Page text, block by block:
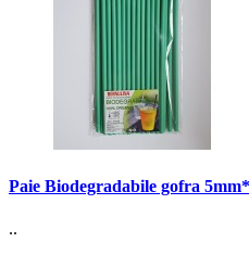
Paie Biodegradabile gofra
..